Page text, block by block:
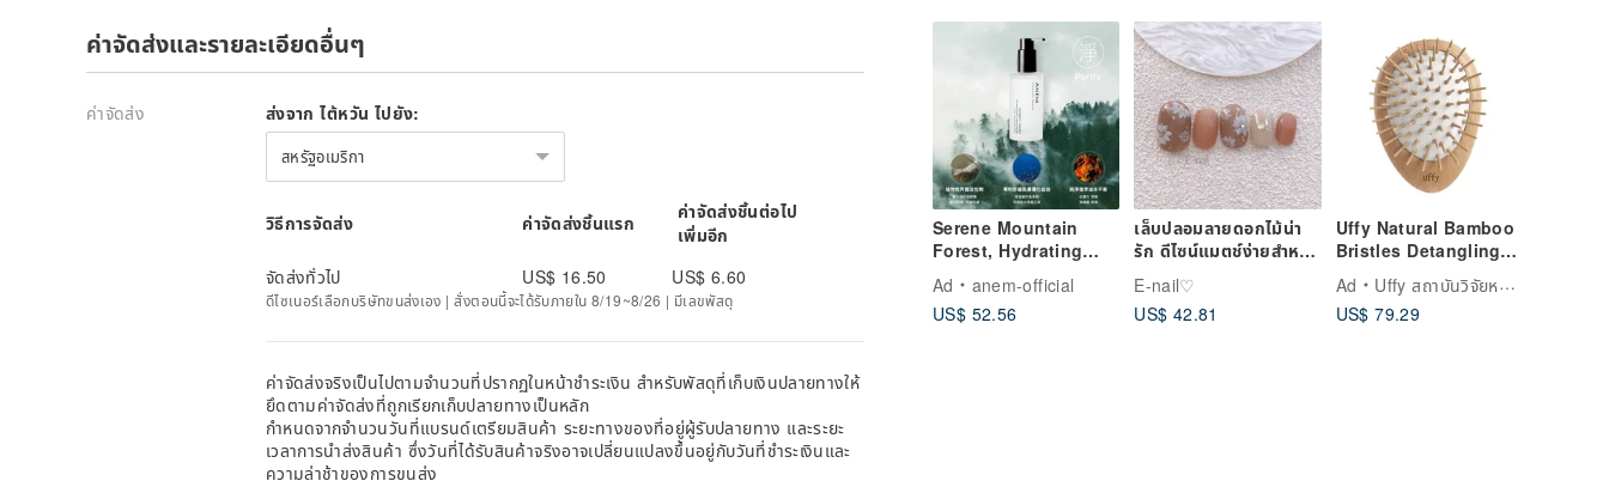
Serene Mountain
Forest, Hydrating
Gel
Ad
anem-official
US$ 52.56
เล็บปลอมลายดอกไม้น่า
รัก ดีไซน์แมตช์ง่ายสำหรับ
E-nail♡
US$ 42.81
Uffy Natural Bamboo
Bristles Detangling
Massager - Beech
Wood
Ad
Uffy สถาบันวิจัยหวีสุขภาพ
US$ 79.29
📌Finger edge nourishing oil is recommended to be used alone or after the finger paint is
dry.
📌GLITTER finger color products may be repellent with other brands of nail polish and
color protection oil. Please try to avoid using it with other brands.
📌It is recommended to use GLITTER quick-drying polished nail polish and Top Coat for a
longer and brighter effect.
📌If there is any discomfort during use, you should stop using it immediately and consult a
📌Avoid exposing the product to high temperature or direct sunlight.
📌This product is a private consumable product. It has been opened or used, cannot be
forgive it for return or exchange.
📌Personal computer screen differences and photo shooting may cause color difference.
ค่าจัดส่งและรายละเอียดอื่นๆ
ค่าจัดส่ง ส่งจาก ไต้หวัน ไปยัง:
สหรัฐอเมริกา
วิธีการจัดส่ง ค่าจัดส่งชิ้นแรก
ค่าจัดส่งชิ้นต่อไป
เพิ่มอีก
จัดส่งทั่วไป
US$ 16.50 US$ 6.60
ดีไซเนอร์เลือกบริษัทขนส่งเอง | สั่งตอนนี้จะได้รับภายใน 8/19~8/26 | มีเลขพัสดุ
ค่าจัดส่งจริงเป็นไปตามจำนวนที่ปรากฏในหน้าชำระเงิน สำหรับพัสดุที่เก็บเงินปลายทางให้
ยึดตามค่าจัดส่งที่ถูกเรียกเก็บปลายทางเป็นหลัก
กำหนดจากจำนวนวันที่แบรนด์เตรียมสินค้า ระยะทางของที่อยู่ผู้รับปลายทาง และระยะ
เวลาการนำส่งสินค้า ซึ่งวันที่ได้รับสินค้าจริงอาจเปลี่ยนแปลงขึ้นอยู่กับวันที่ชำระเงินและ
ความล่าช้าของการขนส่ง